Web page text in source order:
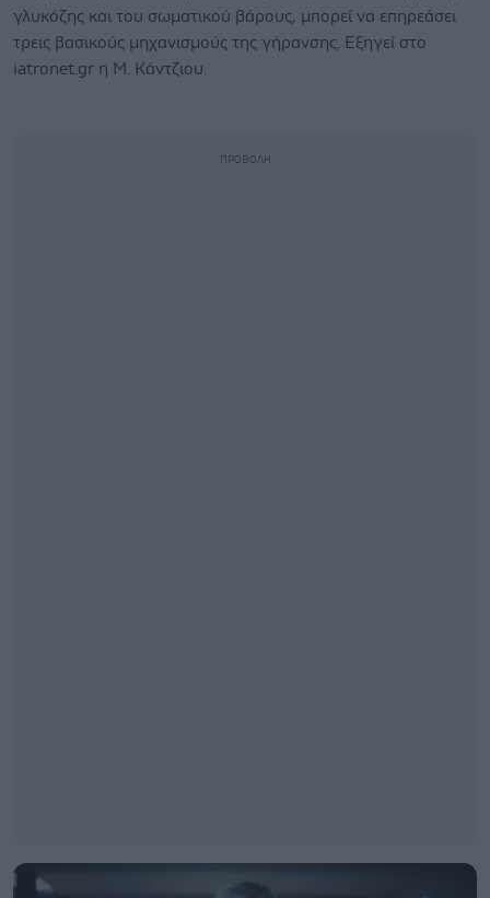
γλυκόζης και του σωματικού βάρους, μπορεί να επηρεάσει
τρεις βασικούς μηχανισμούς της γήρανσης. Εξηγεί στο
iatronet.gr η Μ. Κάντζιου.